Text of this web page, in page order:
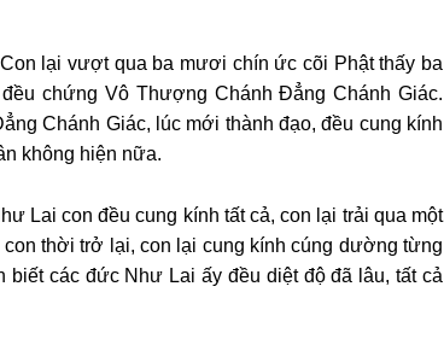
lại vượt qua ba mươi chín ức cõi Phật thấy ba
chứng Vô Thượng Chánh Đẳng Chánh Giác.
Chánh Giác, lúc mới thành đạo, đều cung kính
không hiện nữa.
Lai con đều cung kính tất cả, con lại trải qua một
thời trở lại, con lại cung kính cúng dường từng
các đức Như Lai ấy đều diệt độ đã lâu, tất cả